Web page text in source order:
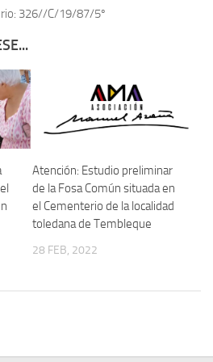
represión en Talavera de la Reina (1937-
1936-1947 | Buscador
de 1939 de Tembleque
y Militantes (1934-1939)
326//C/19/87/5º
Atención: Estudio preliminar
de la Fosa Común situada en
el Cementerio de la localidad
toledana de Tembleque
28 FEB, 2022